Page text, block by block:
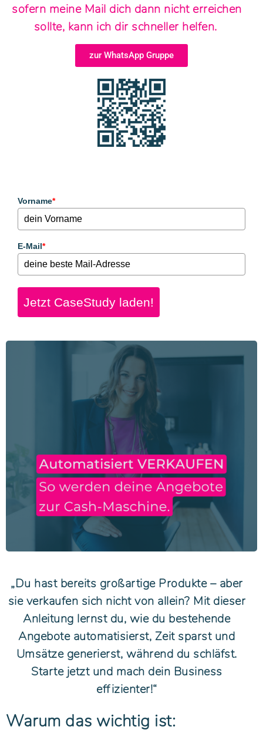
sofern meine Mail dich dann nicht erreichen
sollte, kann ich dir schneller helfen.
zur WhatsApp Gruppe
Vorname*
E-Mail*
Jetzt CaseStudy laden!
„Du hast bereits großartige Produkte – aber
sie verkaufen sich nicht von allein? Mit dieser
Anleitung lernst du, wie du bestehende
Angebote automatisierst, Zeit sparst und
Umsätze generierst, während du schläfst.
Starte jetzt und mach dein Business
effizienter!“
Warum das wichtig ist: